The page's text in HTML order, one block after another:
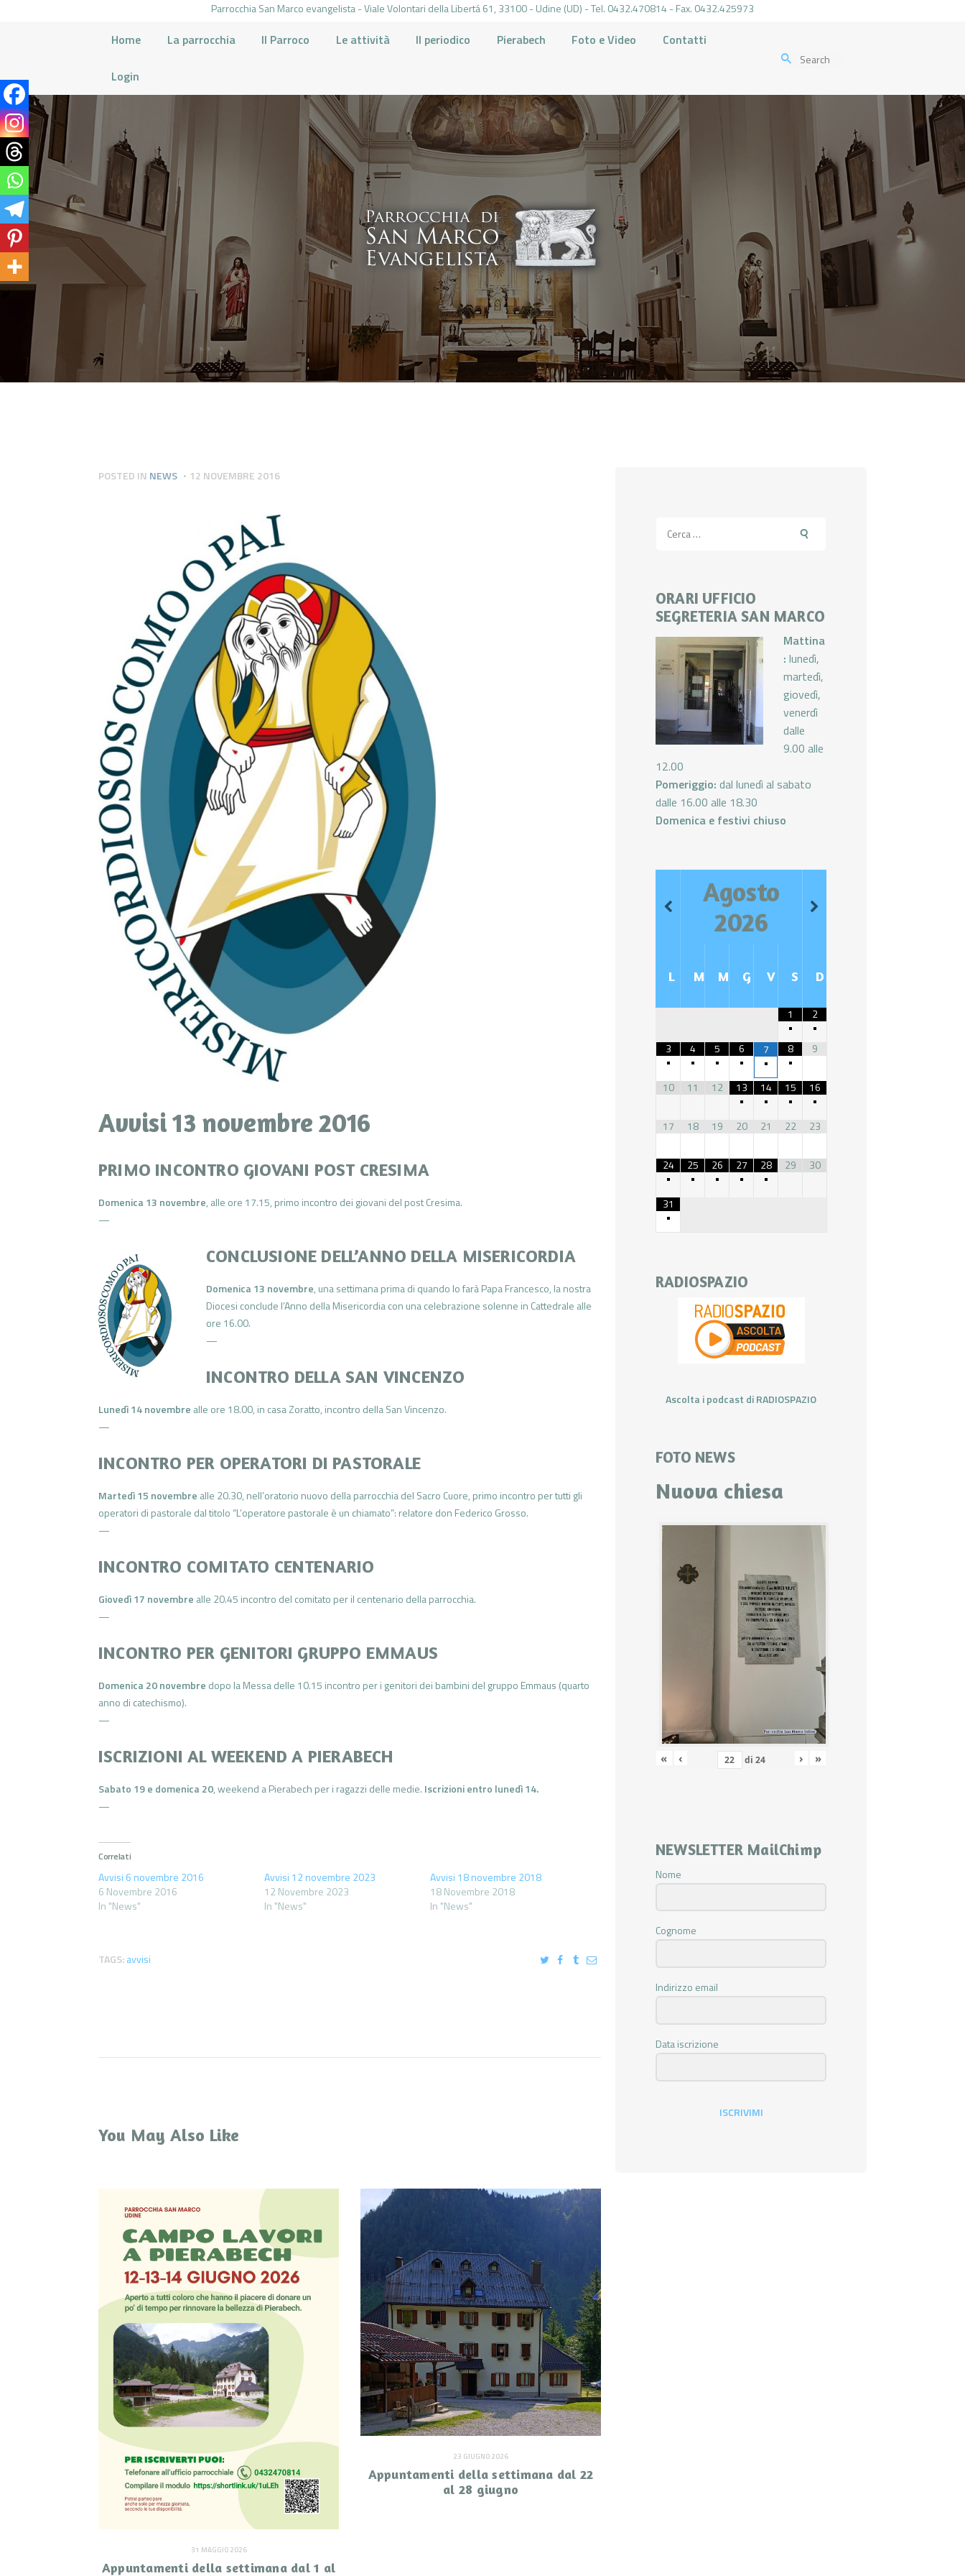
Parrocchia San Marco evangelista - Viale Volontari della Libertá 61, 33100 - Udine (UD) - Tel. 0432.470814 - Fax. 0432.425973
Home La parrocchia Il Parroco Le attività Il periodico Pierabech Foto e Video Contatti
Login
HOME
LA PARROCCHIA
IL PARROCO
LE ATTIVITÀ
IL PERIODICO
PIERABECH
FOTO E VIDEO
CONTATTI
POSTED IN NEWS 12 NOVEMBRE 2016
Avvisi 13 novembre 2016
PRIMO INCONTRO GIOVANI POST CRESIMA
Domenica 13 novembre, alle ore 17.15, primo incontro dei giovani del post Cresima.
—
CONCLUSIONE DELL’ANNO DELLA MISERICORDIA
Domenica 13 novembre, una settimana prima di quando lo farà Papa Francesco, la nostra
Diocesi conclude l’Anno della Misericordia con una celebrazione solenne in Cattedrale alle
ore 16.00.
—
INCONTRO DELLA SAN VINCENZO
Lunedì 14 novembre alle ore 18.00, in casa Zoratto, incontro della San Vincenzo.
—
INCONTRO PER OPERATORI DI PASTORALE
Martedì 15 novembre alle 20.30, nell’oratorio nuovo della parrocchia del Sacro Cuore, primo incontro per tutti gli
operatori di pastorale dal titolo “L’operatore pastorale è un chiamato”: relatore don Federico Grosso.
—
INCONTRO COMITATO CENTENARIO
Giovedì 17 novembre alle 20.45 incontro del comitato per il centenario della parrocchia.
—
INCONTRO PER GENITORI GRUPPO EMMAUS
Domenica 20 novembre dopo la Messa delle 10.15 incontro per i genitori dei bambini del gruppo Emmaus (quarto
anno di catechismo).
—
ISCRIZIONI AL WEEKEND A PIERABECH
Sabato 19 e domenica 20, weekend a Pierabech per i ragazzi delle medie. Iscrizioni entro lunedì 14.
—
Correlati
Avvisi 6 novembre 2016
6 Novembre 2016
In "News"
Avvisi 12 novembre 2023
12 Novembre 2023
In "News"
Avvisi 18 novembre 2018
18 Novembre 2018
In "News"
TAGS:avvisi
You May Also Like
31 MAGGIO 2026
Appuntamenti della settimana dal 1 al
23 GIUGNO 2026
Appuntamenti della settimana dal 22
al 28 giugno
per:
ORARI UFFICIO
SEGRETERIA SAN MARCO
Mattina
: lunedì,
martedì,
giovedì,
venerdì
dalle
9.00 alle
12.00
Pomeriggio: dal lunedì al sabato
dalle 16.00 alle 18.30
Domenica e festivi chiuso
Agosto
2026
L M M G V S D
1
•
2
•
3
•
4
•
5
•
6
•
7
•
8
•
9
10 11 12
13
•
14
•
15
•
16
•
17
18 19 20 21 22 23
24
•
25
•
26
•
27
•
28
•
29 30
31
•
RADIOSPAZIO
Ascolta i podcast di RADIOSPAZIO
FOTO NEWS
Nuova chiesa
« ‹ di 24 › »
NEWSLETTER MailChimp
Nome
Cognome
Indirizzo email
Data iscrizione
ISCRIVIMI